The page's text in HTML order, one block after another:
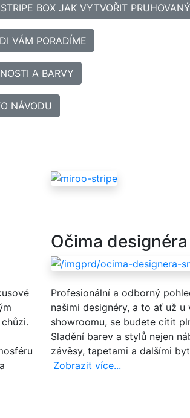
BOX JAK VYTVOŘIT
VÁM PORADÍME
A BARVY
NÁVODU
Očima designéra
Profesionální a odborný
našimi designéry, a to ať už
showroomu, se budete cítit
Sladění barev a stylů nejen
závěsy, tapetami a dalšími
Zobrazit více...